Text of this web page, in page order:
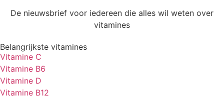
De nieuwsbrief voor iedereen die alles wil weten over
vitamines
Belangrijkste vitamines
Vitamine C
Vitamine B6
Vitamine D
Vitamine B12